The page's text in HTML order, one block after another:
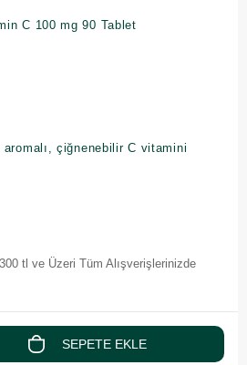
C 100 mg 90 Tablet
çiğnenebilir C vitamini
tl ve Üzeri Tüm Alışverişlerinizde